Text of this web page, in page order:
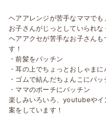
ヘアアレンジが苦手なママでも
お子さんがじっとしていられな
ヘアアクセが苦手なお子さん
す！
・前髪をパッチン
・耳の上でちょっとおしゃまに
・ゴムで結んだちょんこにパッ
・ママのポーチにパッチン
楽しみいろいろ、youtubeやイ
案をしています！